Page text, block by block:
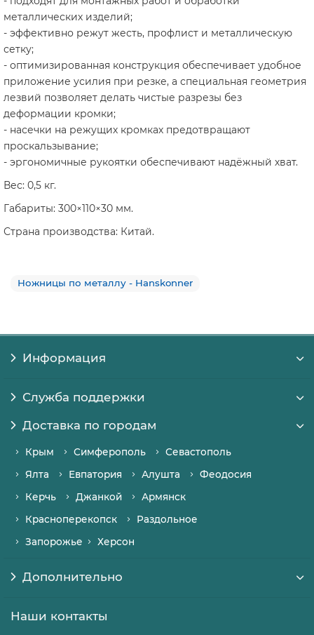
металлических изделий;
- эффективно режут жесть, профлист и металлическую
сетку;
- оптимизированная конструкция обеспечивает удобное
приложение усилия при резке, а специальная геометрия
лезвий позволяет делать чистые разрезы без
деформации кромки;
- насечки на режущих кромках предотвращают
проскальзывание;
- эргономичные рукоятки обеспечивают надёжный хват.
Вес: 0,5 кг.
Габариты: 300×110×30 мм.
Страна производства: Китай.
Ножницы по металлу - Hanskonner
Информация
Служба поддержки
Доставка по городам
Крым Симферополь
Севастополь
Ялта
Евпатория Алушта
Феодосия
Керчь
Джанкой
Армянск
Красноперекопск
Раздольное
Запорожье
Херсон
Дополнительно
Наши контакты